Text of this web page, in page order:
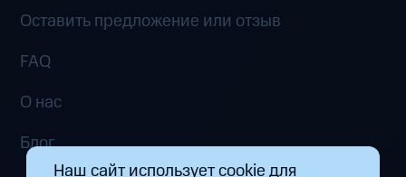
Наш сайт использует cookie для
Оставить предложение или отзыв
FAQ
О нас
Блог